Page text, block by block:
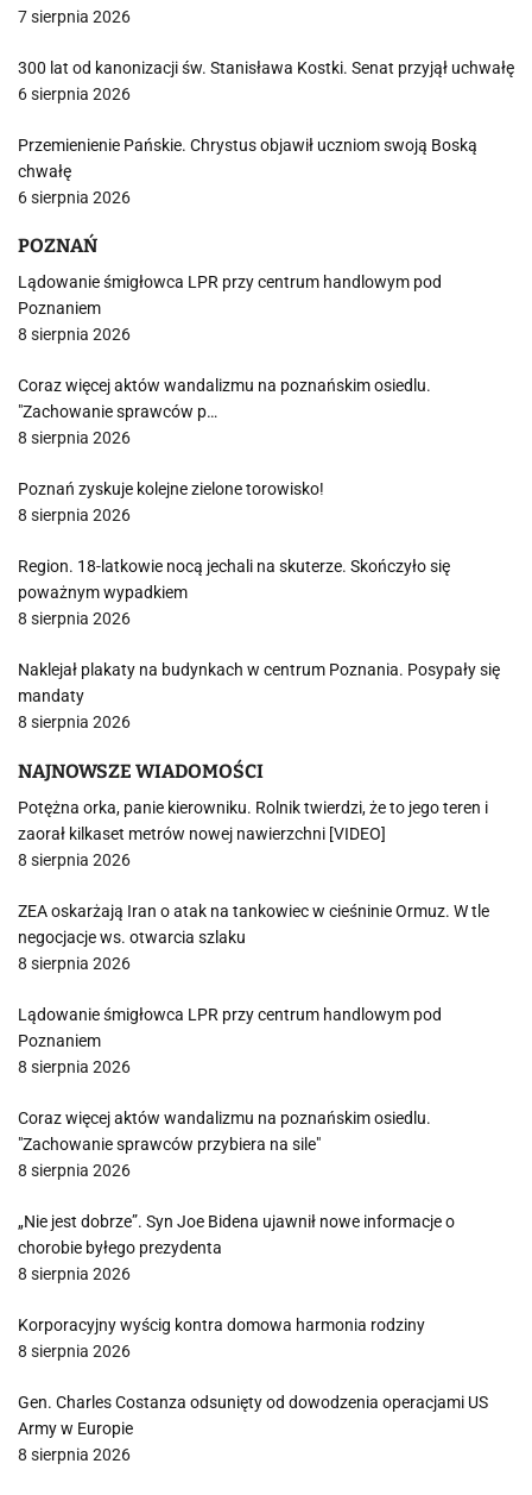
7 sierpnia 2026
300 lat od kanonizacji św. Stanisława Kostki. Senat przyjął uchwałę
6 sierpnia 2026
Przemienienie Pańskie. Chrystus objawił uczniom swoją Boską
chwałę
6 sierpnia 2026
POZNAŃ
Lądowanie śmigłowca LPR przy centrum handlowym pod
Poznaniem
8 sierpnia 2026
Coraz więcej aktów wandalizmu na poznańskim osiedlu.
"Zachowanie sprawców p…
8 sierpnia 2026
Poznań zyskuje kolejne zielone torowisko!
8 sierpnia 2026
Region. 18-latkowie nocą jechali na skuterze. Skończyło się
poważnym wypadkiem
8 sierpnia 2026
Naklejał plakaty na budynkach w centrum Poznania. Posypały się
mandaty
8 sierpnia 2026
NAJNOWSZE WIADOMOŚCI
Potężna orka, panie kierowniku. Rolnik twierdzi, że to jego teren i
zaorał kilkaset metrów nowej nawierzchni [VIDEO]
8 sierpnia 2026
ZEA oskarżają Iran o atak na tankowiec w cieśninie Ormuz. W tle
negocjacje ws. otwarcia szlaku
8 sierpnia 2026
Lądowanie śmigłowca LPR przy centrum handlowym pod
Poznaniem
8 sierpnia 2026
Coraz więcej aktów wandalizmu na poznańskim osiedlu.
"Zachowanie sprawców przybiera na sile"
8 sierpnia 2026
„Nie jest dobrze”. Syn Joe Bidena ujawnił nowe informacje o
chorobie byłego prezydenta
8 sierpnia 2026
Korporacyjny wyścig kontra domowa harmonia rodziny
8 sierpnia 2026
Gen. Charles Costanza odsunięty od dowodzenia operacjami US
Army w Europie
8 sierpnia 2026